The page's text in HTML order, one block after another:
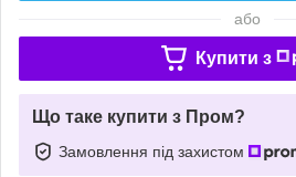
або
Купити з
Що таке купити з Пром?
Замовлення під захистом